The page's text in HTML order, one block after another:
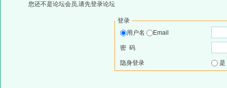
您还不是论坛会员,请先登录论坛
登录
用户名
Email
密 码
隐身登录